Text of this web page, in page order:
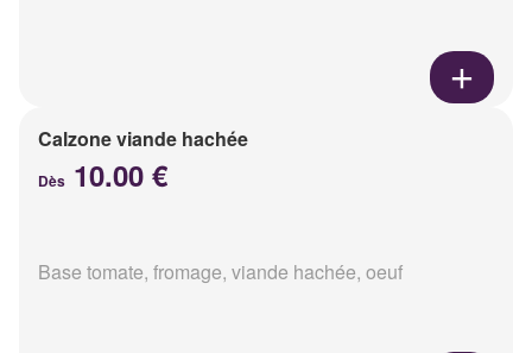
Calzone viande hachée
Dès 10.00 €
Base tomate, fromage, viande hachée, oeuf